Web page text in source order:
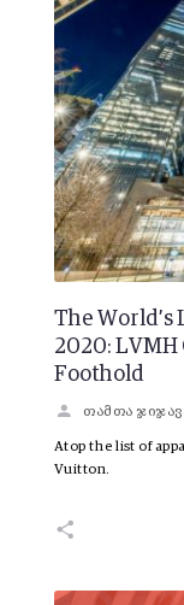
The World’s
2020: LVMH
Foothold
თამთა
Atop the list of
Vuitton.